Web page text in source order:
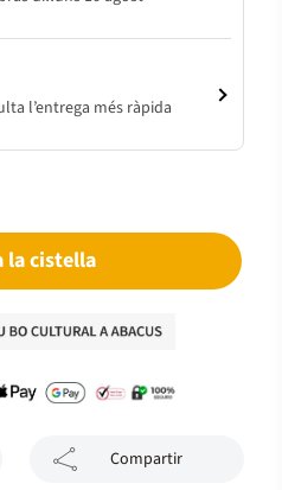
l’entrega més ràpida
la cistella
Compartir